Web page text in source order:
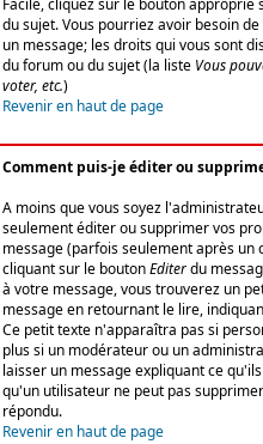
Facile, cliquez sur le bouton
du sujet. Vous pourriez avoir besoin
un message; les droits qui vous sont
du forum ou du sujet (la liste Vous
voter, etc.)
Revenir en haut de page
Comment puis-je éditer ou
A moins que vous soyez
seulement éditer ou supprimer vos
message (parfois seulement après
cliquant sur le boutonEditerdu
à votre message, vous trouverez un
message en retournant le lire,
Ce petit texte n'apparaîtra pas si
plus si un modérateur ou un
laisser un message expliquant ce
qu'un utilisateur ne peut pas
répondu.
Revenir en haut de page